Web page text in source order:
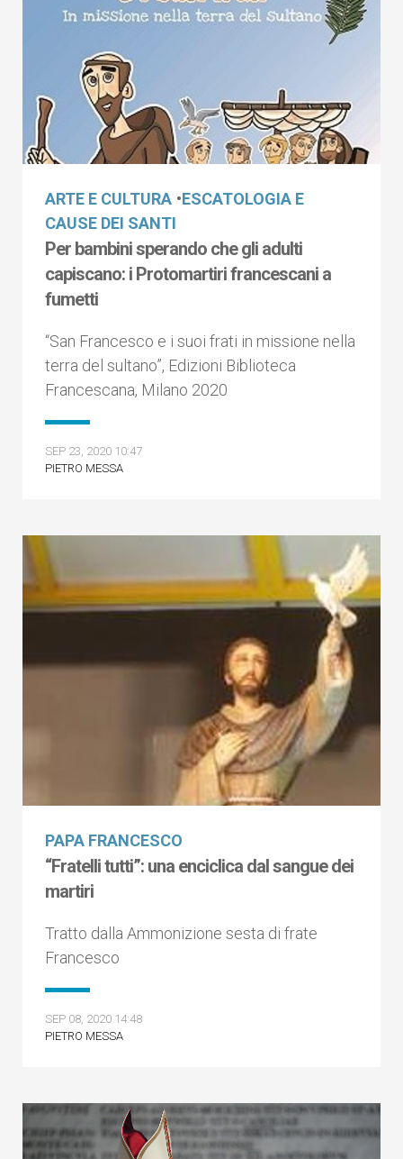
ARTE E CULTURA •ESCATOLOGIA E
CAUSE DEI SANTI
Per bambini sperando che gli adulti
capiscano: i Protomartiri francescani a
fumetti
“San Francesco e i suoi frati in missione nella
terra del sultano”, Edizioni Biblioteca
Francescana, Milano 2020
SEP 23, 2020 10:47
PIETRO MESSA
PAPA FRANCESCO
“Fratelli tutti”: una enciclica dal sangue dei
martiri
Tratto dalla Ammonizione sesta di frate
Francesco
SEP 08, 2020 14:48
PIETRO MESSA